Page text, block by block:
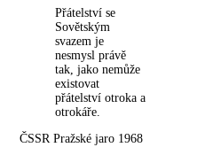
Přátelství se
Sovětským
svazem je
nesmysl právě
tak, jako nemůže
existovat
přátelství otroka a
otrokáře.
ČSSR Pražské jaro 1968